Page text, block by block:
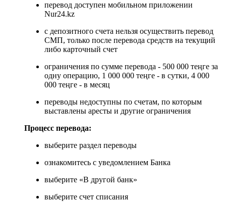
перевод доступен мобильном приложении
Nur24.kz
с депозитного счета нельзя осуществить перевод
СМП, только после перевода средств на текущий
либо карточный счет
ограничения по сумме перевода - 500 000 теңге за
одну операцию, 1 000 000 теңге - в сутки, 4 000
000 теңге - в месяц
переводы недоступны по счетам, по которым
выставлены аресты и другие ограничения
Процесс перевода:
выберите раздел переводы
ознакомитесь с уведомлением Банка
выберите «В другой банк»
выберите счет списания